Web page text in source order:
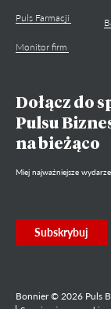
Puls Farmacji
Monitor firm
Dołącz do
Pulsu
na bieżąco
Miej najważniejsze
Subskrybuj
Bonnier © 2026 Puls